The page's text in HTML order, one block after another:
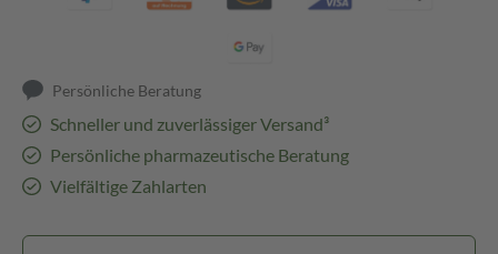
Persönliche Beratung
Schneller und zuverlässiger Versand³
Persönliche pharmazeutische Beratung
Vielfältige Zahlarten